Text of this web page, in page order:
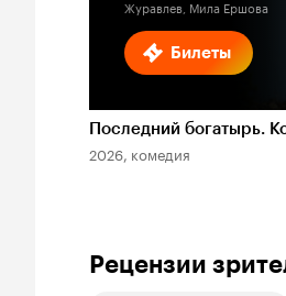
Билеты
Журавлев, Мила Ершова
Последний богатырь.
2026, комедия
Рецензии